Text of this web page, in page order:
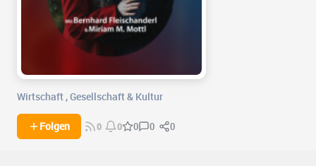
Wirtschaft ,Gesellschaft & Kultur
Folgen 0 0 0 0 0